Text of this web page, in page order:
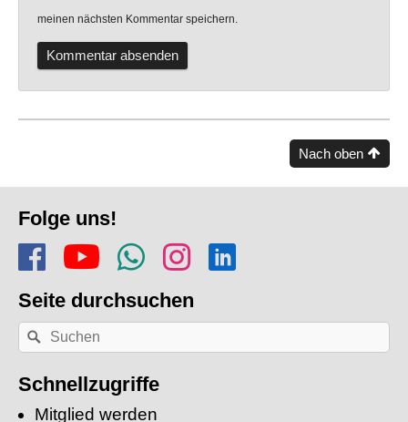
meinen nächsten Kommentar speichern.
Nach oben
Folge uns!
Folge uns auf Facebook
Finde uns auf YouTube
Folge dem Kanal
Folge uns auf
Seite durchsuchen
Nach
einem
suchen:
Suchen
Schnellzugriffe
Mitglied werden